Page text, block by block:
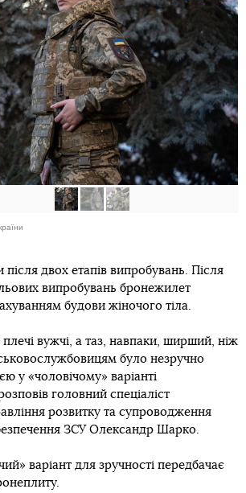
після двох етапів випробувань. Після
випробувань бронежилет
будови жіночого тіла.
вужчі, а таз, навпаки, ширший, ніж
було незручно
у «чоловічому» варіанті
головний спеціаліст
розвитку та супроводження
ЗСУ Олександр Шарко.
варіант для зручності передбачає